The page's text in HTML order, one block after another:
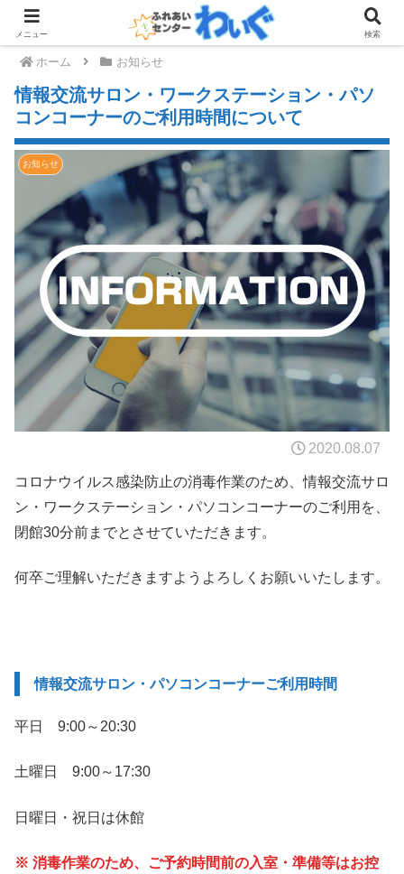
ホーム お知らせ
情報交流サロン・ワークステーション・パソ
コンコーナーのご利用時間について
お知らせ
2020.08.07
コロナウイルス感染防止の消毒作業のため、情報交流サロ
ン・ワークステーション・パソコンコーナーのご利用を、
閉館30分前までとさせていただきます。
何卒ご理解いただきますようよろしくお願いいたします。
情報交流サロン・パソコンコーナーご利用時間
平日 9:00～20:30
土曜日 9:00～17:30
日曜日・祝日は休館
※ 消毒作業のため、ご予約時間前の入室・準備等はお控
メニュー 検索